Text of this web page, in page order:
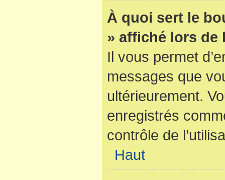
À quoi sert le
» affiché lors de
Il vous permet
messages que
ultérieurement.
enregistrés
contrôle de
Haut